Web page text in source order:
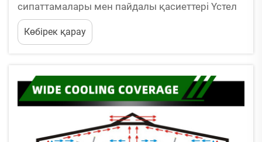
сипаттамалары мен пайдалы қасиеттері Үстел
үсті желдеткіштерінің негізгі сипаттамалары
Үстел үсті желдеткіштері Үйді суыту бойынша ең
көп тараған шешімдердің бірі болып табылады.
функциясы, яғни сіз оны өз сұрауларыңызға
лайықтауға болады...
Көбірек қарау